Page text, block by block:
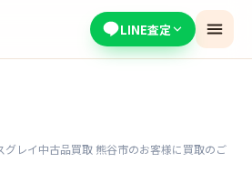
LINE査定
グレイ中古品買取 熊谷市のお客様に買取のご